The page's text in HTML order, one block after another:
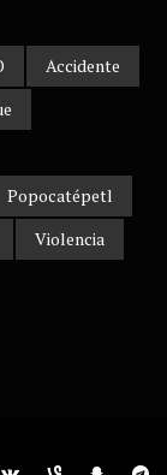
Accidente
Popocatépetl
Violencia